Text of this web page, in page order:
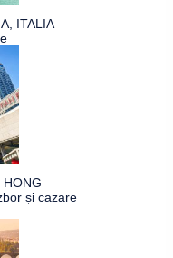
ITALIA
și cazare